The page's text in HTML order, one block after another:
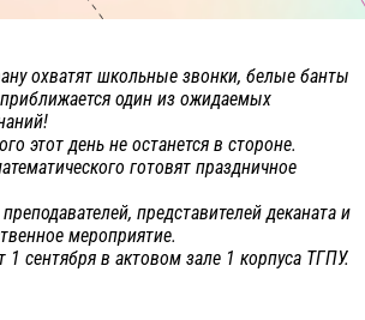
охватят школьные звонки, белые банты
один из ожидаемых
этот день не останется в стороне.
готовят праздничное
представителей деканата и
мероприятие.
сентября в актовом зале 1 корпуса ТГПУ.